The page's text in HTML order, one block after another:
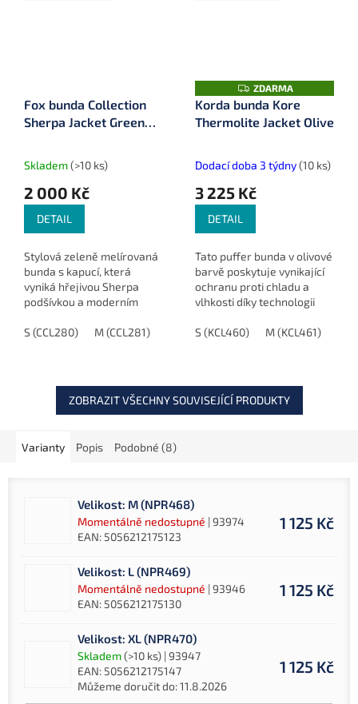
Fox bunda Collection
Sherpa Jacket Green
Skladem(>10 ks)
2 000 Kč
DETAIL
Stylová zeleně melírovaná
bunda s kapucí, která
vyniká hřejivou Sherpa
podšívkou a moderním
chladné dny díky kombinaci
S (CCL280) M (CCL281) L (CCL282) XL (CCL283) XXL
Z
D
A
R
ZDARMA
Korda bunda Kore
Thermolite Jacket Olive
Dodací doba 3 týdny(10 ks)
3 225 Kč
DETAIL
Tato puffer bunda v olivové
barvě poskytuje vynikající
ochranu proti chladu a
vlhkosti díky technologii
pro všechny, kteří hledají
S (KCL460) M (KCL461)
ZOBRAZIT VŠECHNY SOUVISEJÍCÍ PRODUKTY
Varianty Popis Podobné (8)
Velikost: M (NPR468)
Momentálně nedostupné | 93974
EAN: 5056212175123
1 125 Kč
Velikost: L (NPR469)
Momentálně nedostupné | 93946
EAN: 5056212175130
1 125 Kč
Velikost: XL (NPR470)
Skladem(>10 ks) | 93947
EAN: 5056212175147
Můžeme doručit do:11.8.2026
1 125 Kč